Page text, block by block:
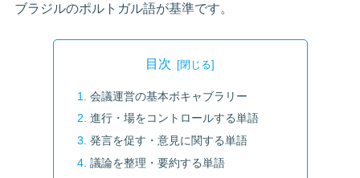
ブラジルのポルトガル語が基準です。
目次
会議運営の基本ボキャブラリー
進行・場をコントロールする単語
発言を促す・意見に関する単語
議論を整理・要約する単語